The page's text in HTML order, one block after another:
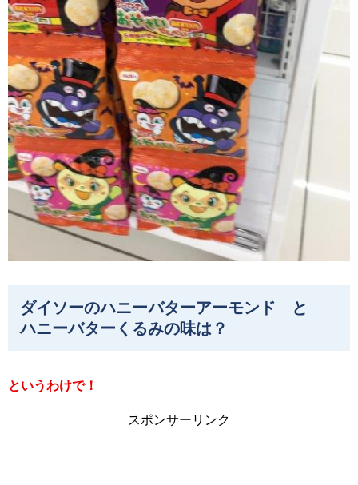
ダイソーのハニーバターアーモンド と
ハニーバターくるみの味は？
というわけで！
スポンサーリンク